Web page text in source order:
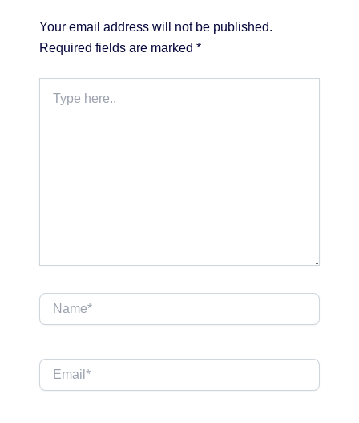
Your email address will not be published.
Required fields are marked *
here..
Name*
Email*